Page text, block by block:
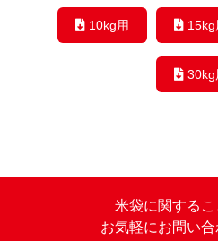
10kg用 15kg
30kg
米袋に関するこ
お気軽にお問い